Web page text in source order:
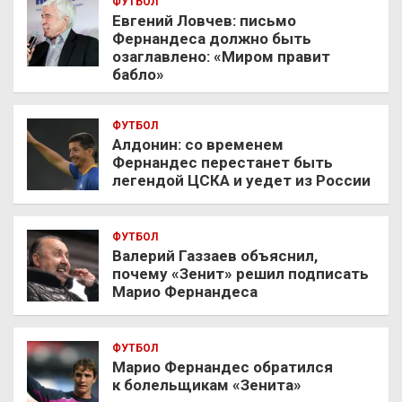
Евгений Ловчев: письмо
Фернандеса должно быть
озаглавлено: «Миром правит
бабло»
ФУТБОЛ
Алдонин: со временем
Фернандес перестанет быть
легендой ЦСКА и уедет из России
ФУТБОЛ
Валерий Газзаев объяснил,
почему «Зенит» решил подписать
Марио Фернандеса
ФУТБОЛ
Марио Фернандес обратился
к болельщикам «Зенита»